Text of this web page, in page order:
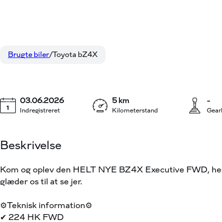
165 kW (224 hk) aut. gear Executive
Brugte biler Toyota bZ4X
Indregistreret
03.06.2026
Kilometerstand
5 km -
Beskrivelse
Kom og oplev den HELT NYE BZ4X Executive FWD,
glæder os til at se jer.
⚙️Teknisk information⚙️
✔ 224 HK FWD